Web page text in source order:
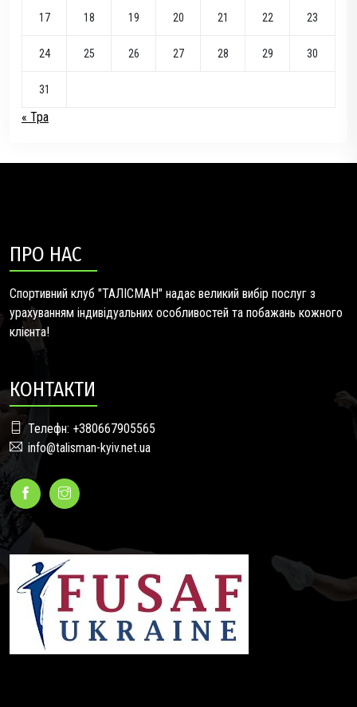
17 18 19 20 21 22 23
24 25 26 27 28 29 30
31
« Тра
ПРО НАС
Спортивний клуб "ТАЛІСМАН" надає великий вибір послуг з
урахуванням індивідуальних особливостей та побажань кожного
клієнта!
КОНТАКТИ
Телефн: +380667905565
info@talisman-kyiv.net.ua